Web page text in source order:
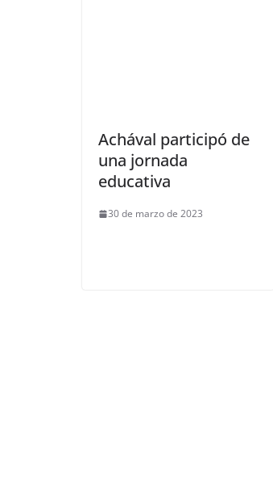
Achával participó de
una jornada
educativa
30 de marzo de 2023